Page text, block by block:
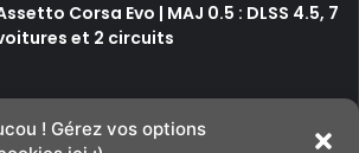
! Gérez vos options
Corsa Evo | MAJ 0.5 : DLSS 4.5, 7
et 2 circuits
P
P